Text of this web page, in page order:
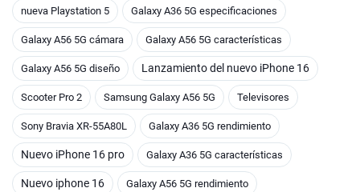
nueva Playstation 5 Galaxy A36 5G especificaciones
Galaxy A56 5G cámara Galaxy A56 5G características
Galaxy A56 5G diseño Lanzamiento del nuevo iPhone 16
Scooter Pro 2 Samsung Galaxy A56 5G Televisores
Sony Bravia XR-55A80L Galaxy A36 5G rendimiento
Nuevo iPhone 16 pro Galaxy A36 5G características
Nuevo iphone 16 Galaxy A56 5G rendimiento